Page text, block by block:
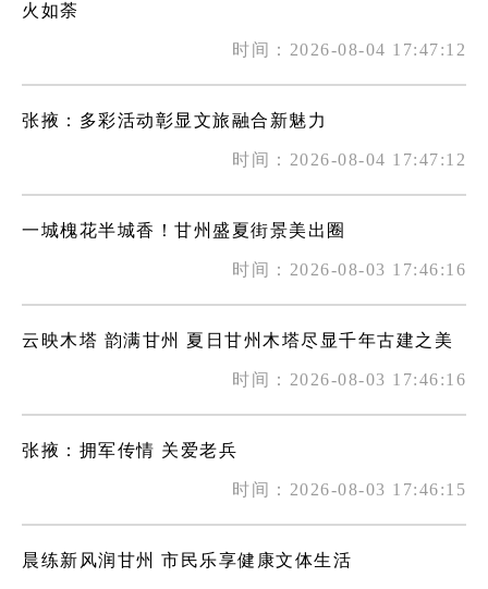
火如荼
时间：2026-08-04 17:47:12
张掖：多彩活动彰显文旅融合新魅力
时间：2026-08-04 17:47:12
一城槐花半城香！甘州盛夏街景美出圈
时间：2026-08-03 17:46:16
云映木塔 韵满甘州 夏日甘州木塔尽显千年古建之美
时间：2026-08-03 17:46:16
张掖：拥军传情 关爱老兵
时间：2026-08-03 17:46:15
晨练新风润甘州 市民乐享健康文体生活